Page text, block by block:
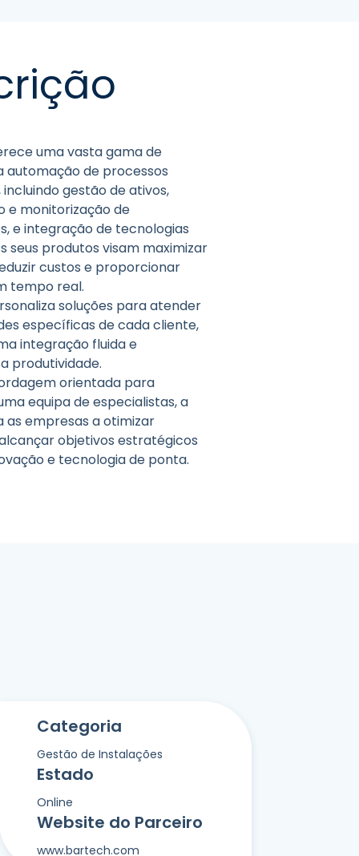
uma vasta gama de
automação de processos
gestão de ativos,
e monitorização de
e integração de tecnologias
seus produtos visam maximizar
custos e proporcionar
tempo real.
soluções para atender
específicas de cada cliente,
integração fluida e
produtividade.
orientada para
equipa de especialistas, a
as empresas a otimizar
objetivos estratégicos
e tecnologia de ponta.
Categoria
Gestão de Instalações
Estado
Online
Website do Parceiro
www.bartech.com